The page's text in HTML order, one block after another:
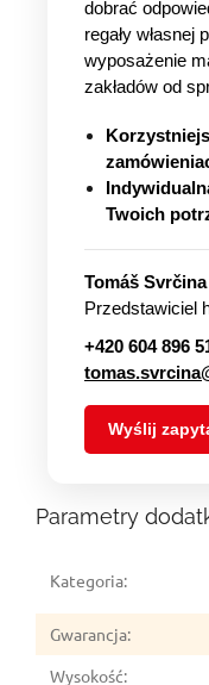
dobrać
regały własnej
wyposażenie
zakładów od
Twoich
Tomáš Svrčina
Przedstawiciel
+420 604 896
Wyślij
Parametry
Kategoria:
Gwarancja:
Wysokość: